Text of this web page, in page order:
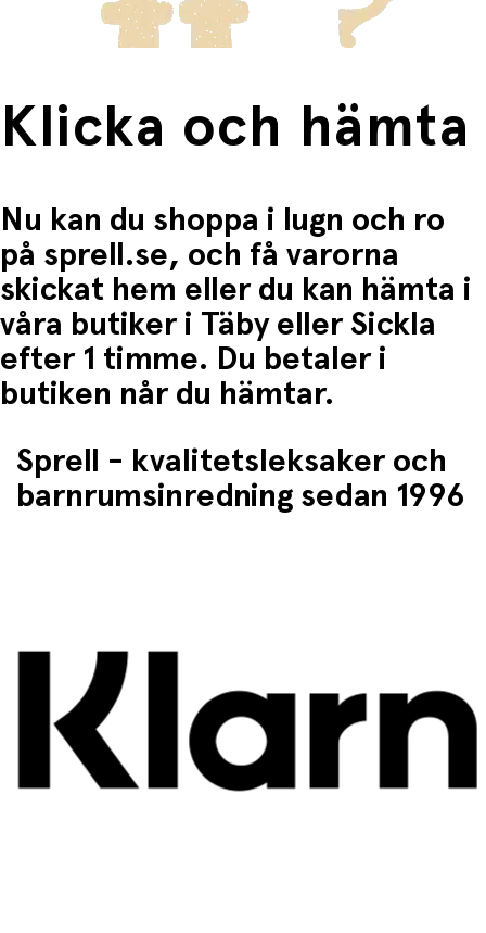
Material: 100 % polyamid och 100 % termoplastisk
polyuretan
Klicka och hämta
Nu kan du shoppa i lugn och ro
på sprell.se, och få varorna
skickat hem eller du kan hämta i
våra butiker i Täby eller Sickla
efter 1 timme. Du betaler i
butiken når du hämtar.
Sprell - kvalitetsleksaker och
barnrumsinredning sedan 1996